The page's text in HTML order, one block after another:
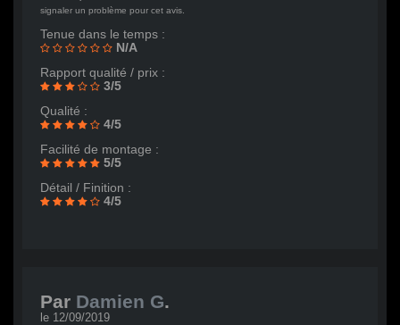
signaler un problème pour cet avis.
Tenue dans le temps :
N/A
Rapport qualité / prix :
3/5
Qualité :
4/5
Facilité de montage :
5/5
Détail / Finition :
4/5
Par Damien G.
le 12/09/2019